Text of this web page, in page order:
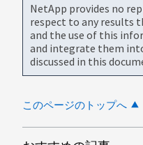
NetApp provides no
respect to any results
and the use of this
and integrate them
discussed in this
このページのトップへ